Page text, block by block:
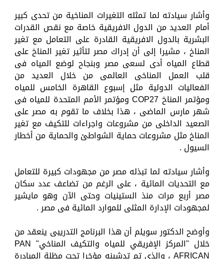
وأشار سيادته لما تمثله التغيرات المناخية من تحدى كبير
أمام العديد من الدول الافريقية خاصة مع نقص القدرات
البشرية بالدول الافريقية القادرة على التعامل مع تغير
المناخ ، مشيرا إلى أن إدراك مصر لتأثير تغير المناخ على
قطاع المياه أدى لسعى مصر وبنجاح لوضع المياه فى
قلب العمل المناخى العالمى من خلال العديد من
الفعاليات الدولية مثل إسبوع القاهرة الخامس للمياه
ومؤتمر المناخ COP27 ومؤتمر الأمم المتحدة للمياه فى
شهر مارس الماضى ، هذا بخلاف ما تقوم به مصر على
الصعيد الداخلى من مشروعات واجراءات للتكيف مع تغير
المناخ مثل مشروعات حماية الشواطئ والحماية من أخطار
السيول .
وأشار سيادته لما تبذله مصر من مجهودات كبيرة للتعامل
مع التحديات المائية ، على الرغم من تضاعف عدد سكان
مصر أربع مرات منذ الستينيات وحتى الآن وهو مايشير
لمجهودات الإدارة المثلى للموارد المائية فى مصر .
وأوضح الدكتور سويلم أن هذا البرنامج التدريبى ينعقد من
خلال "المركز الإفريقي للمياه والتكيف المناخي" PAN